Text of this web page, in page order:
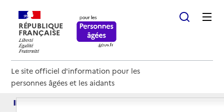
RÉPUBLIQUE
FRANÇAISE
Le site officiel d'information pour les
personnes âgées et les aidants